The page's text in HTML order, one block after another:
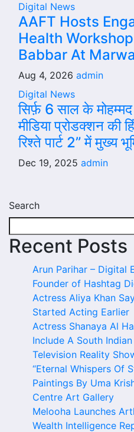
Digital News
AAFT Hosts
Health
Babbar At
Aug 4, 2026 admin
Digital News
सिर्फ़ 6 साल के
मीडिया प्रोडक्शन की
रिश्ते पार्ट 2” में मुख्य
Dec 19, 2025 admin
Search
Recent Posts
Arun Parihar – Digital
Founder of Hashtag
Actress Aliya Khan
Started Acting Earlier
Actress Shanaya Al
Include A South
Television Reality
“Eternal Whispers Of
Paintings By Uma
Centre Art Gallery
Melooha Launches
Wealth Intelligence